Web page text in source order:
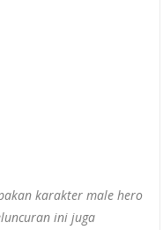
karakter male hero
ini juga